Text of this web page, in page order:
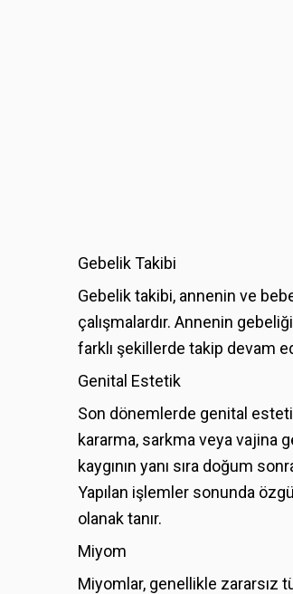
Gebelik Takibi
Gebelik takibi, annenin ve
çalışmalardır. Annenin
farklı şekillerde takip devam
Genital Estetik
Son dönemlerde genital
kararma, sarkma veya vajina
kaygının yanı sıra doğum
Yapılan işlemler sonunda
olanak tanır.
Miyom
Miyomlar, genellikle zararsız